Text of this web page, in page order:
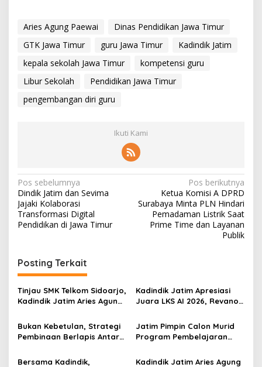
Aries Agung Paewai
Dinas Pendidikan Jawa Timur
GTK Jawa Timur
guru Jawa Timur
Kadindik Jatim
kepala sekolah Jawa Timur
kompetensi guru
Libur Sekolah
Pendidikan Jawa Timur
pengembangan diri guru
Ikuti Kami
N
a
v
a
s
i
o
Pos sebelumnya
Dindik Jatim dan Sevima
Jajaki Kolaborasi
Transformasi Digital
Pendidikan di Jawa Timur
Pos berikutnya
Ketua Komisi A DPRD
Surabaya Minta PLN Hindari
Pemadaman Listrik Saat
Prime Time dan Layanan
Publik
Posting Terkait
Tinjau SMK Telkom Sidoarjo,
Kadindik Jatim Aries Agung
Representatif Tingkatkan
Kualitas Pembelajaran
Kadindik Jatim Apresiasi
Juara LKS AI 2026, Revano
dari Gubernur Khofifah
Bukan Kebetulan, Strategi
Pembinaan Berlapis Antar
Juara Umum LKS Nasional
Jatim Pimpin Calon Murid
Program Pembelajaran
ATS Lolos Verifikasi dan
Bersama Kadindik,
Kadindik Jatim Aries Agung